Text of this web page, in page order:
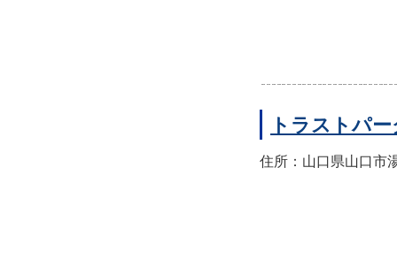
トラストパ
住所：山口県山口市